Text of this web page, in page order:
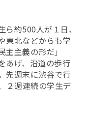
約500人が１日、
東北などからも学
主義の形だ」
あげ、沿道の歩行
先週末に渋谷で行
２週連続の学生デ